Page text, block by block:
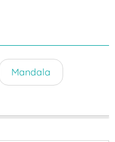
Mandala